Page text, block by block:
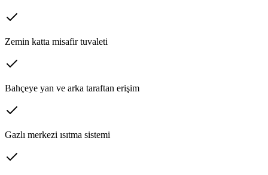
Zemin katta misafir tuvaleti
Bahçeye yan ve arka taraftan erişim
Gazlı merkezi ısıtma sistemi